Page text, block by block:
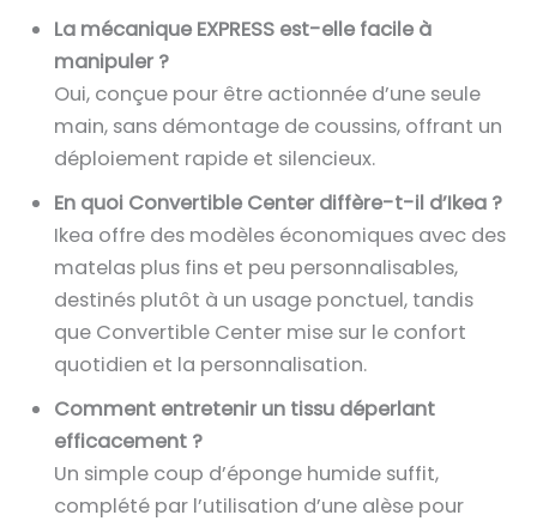
La mécanique EXPRESS est-elle facile à
manipuler ?
Oui, conçue pour être actionnée d’une seule
main, sans démontage de coussins, offrant un
déploiement rapide et silencieux.
En quoi Convertible Center diffère-t-il d’Ikea ?
Ikea offre des modèles économiques avec des
matelas plus fins et peu personnalisables,
destinés plutôt à un usage ponctuel, tandis
que Convertible Center mise sur le confort
quotidien et la personnalisation.
Comment entretenir un tissu déperlant
efficacement ?
Un simple coup d’éponge humide suffit,
complété par l’utilisation d’une alèse pour